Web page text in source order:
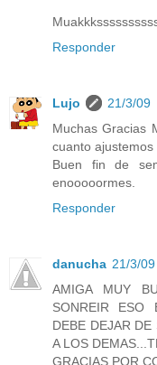
Responder
Lujo
21/3/09
Muchas Gracias
cuanto
Buen fin de
enooooormes.
Responder
danucha 21/3/09
AMIGA MUY
SONREIR ESO
DEBE DEJAR
A LOS
GRACIAS POR